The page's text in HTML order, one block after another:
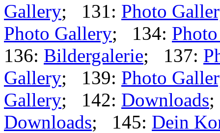
Gallery; 131: Photo
Photo Gallery; 134:
136: Bildergalerie; 137:
Gallery; 139: Photo
Gallery; 142: Downloads
Downloads; 145: Dein